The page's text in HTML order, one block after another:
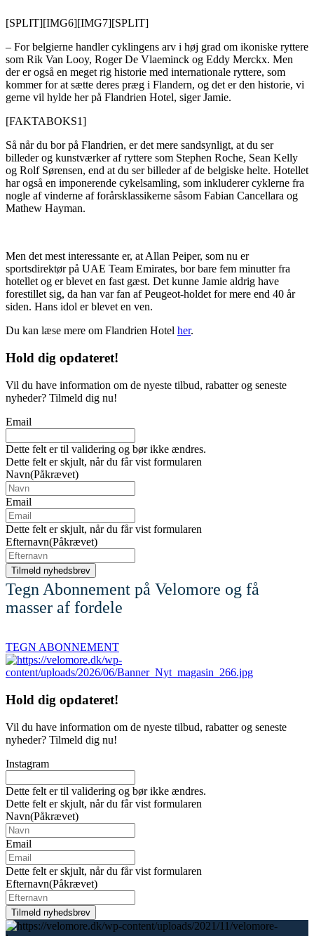
[SPLIT][IMG6][IMG7][SPLIT]
– For belgierne handler cyklingens arv i høj grad om ikoniske ryttere
som Rik Van Looy, Roger De Vlaeminck og Eddy Merckx. Men
der er også en meget rig historie med internationale ryttere, som
kommer for at sætte deres præg i Flandern, og det er den historie, vi
gerne vil hylde her på Flandrien Hotel, siger Jamie.
[FAKTABOKS1]
Så når du bor på Flandrien, er det mere sandsynligt, at du ser
billeder og kunstværker af ryttere som Stephen Roche, Sean Kelly
og Rolf Sørensen, end at du ser billeder af de belgiske helte. Hotellet
har også en imponerende cykelsamling, som inkluderer cyklerne fra
nogle af vinderne af forårsklassikerne såsom Fabian Cancellara og
Mathew Hayman.
Men det mest interessante er, at Allan Peiper, som nu er
sportsdirektør på UAE Team Emirates, bor bare fem minutter fra
hotellet og er blevet en fast gæst. Det kunne Jamie aldrig have
forestillet sig, da han var fan af Peugeot-holdet for mere end 40 år
siden. Hans idol er blevet en ven.
Du kan læse mere om Flandrien Hotel her.
Hold dig opdateret!
Vil du have information om de nyeste tilbud, rabatter og seneste
nyheder? Tilmeld dig nu!
Email
Dette felt er til validering og bør ikke ændres.
Dette felt er skjult, når du får vist formularen
Navn(Påkrævet)
Email
Dette felt er skjult, når du får vist formularen
Efternavn(Påkrævet)
Tegn Abonnement på Velomore og få
masser af fordele
TEGN ABONNEMENT
Hold dig opdateret!
Vil du have information om de nyeste tilbud, rabatter og seneste
nyheder? Tilmeld dig nu!
Instagram
Dette felt er til validering og bør ikke ændres.
Dette felt er skjult, når du får vist formularen
Navn(Påkrævet)
Email
Dette felt er skjult, når du får vist formularen
Efternavn(Påkrævet)